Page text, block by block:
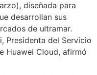
diseñada para
desarrollan sus
de ultramar.
Presidenta del Servicio
Huawei Cloud, afirmó